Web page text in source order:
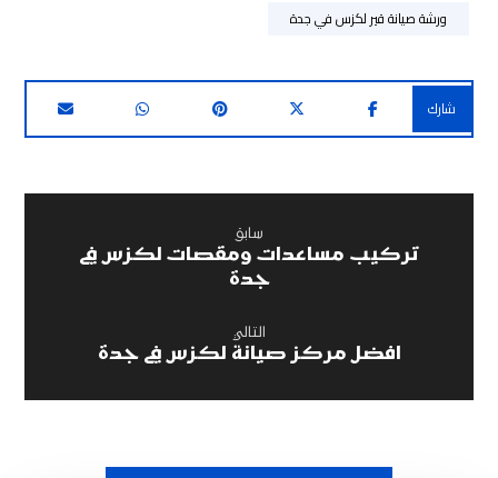
ورشة صيانة قير لكزس في جدة
سابق
تركيب مساعدات ومقصات لكزس في
جدة
التالي
افضل مركز صيانة لكزس في جدة